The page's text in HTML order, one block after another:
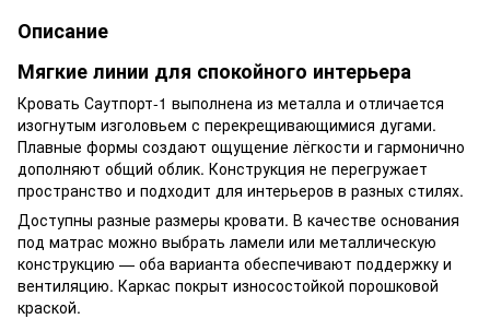
Описание
Мягкие линии для спокойного интерьера
Кровать Саутпорт-1 выполнена из металла и отличается
изогнутым изголовьем с перекрещивающимися дугами.
Плавные формы создают ощущение лёгкости и гармонично
дополняют общий облик. Конструкция не перегружает
пространство и подходит для интерьеров в разных стилях.
Доступны разные размеры кровати. В качестве основания
под матрас можно выбрать ламели или металлическую
конструкцию — оба варианта обеспечивают поддержку и
вентиляцию. Каркас покрыт износостойкой порошковой
краской.